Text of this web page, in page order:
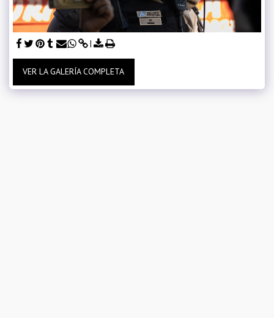
VER LA GALERÍA COMPLETA